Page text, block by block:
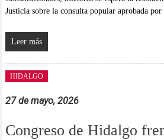
Justicia sobre la consulta popular aprobada por
Leer más
HIDALGO
27 de mayo, 2026
Congreso de Hidalgo